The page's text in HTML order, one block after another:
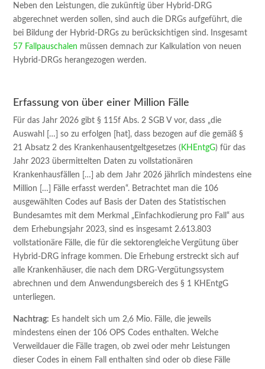
Neben den Leistungen, die zukünftig über Hybrid-DRG
abgerechnet werden sollen, sind auch die DRGs aufgeführt, die
bei Bildung der Hybrid-DRGs zu berücksichtigen sind. Insgesamt
57 Fallpauschalen müssen demnach zur Kalkulation von neuen
Hybrid-DRGs herangezogen werden.
Erfassung von über einer Million Fälle
Für das Jahr 2026 gibt § 115f Abs. 2 SGB V vor, dass „die
Auswahl […] so zu erfolgen [hat], dass bezogen auf die gemäß §
21 Absatz 2 des Krankenhausentgeltgesetzes ( KHEntgG) für das
Jahr 2023 übermittelten Daten zu vollstationären
Krankenhausfällen […] ab dem Jahr 2026 jährlich mindestens eine
Million […] Fälle erfasst werden“. Betrachtet man die 106
ausgewählten Codes auf Basis der Daten des Statistischen
Bundesamtes mit dem Merkmal „Einfachkodierung pro Fall“ aus
dem Erhebungsjahr 2023, sind es insgesamt 2.613.803
vollstationäre Fälle, die für die sektorengleiche Vergütung über
Hybrid-DRG infrage kommen. Die Erhebung erstreckt sich auf
alle Krankenhäuser, die nach dem DRG-Vergütungssystem
abrechnen und dem Anwendungsbereich des § 1 KHEntgG
unterliegen.
Nachtrag: Es handelt sich um 2,6 Mio. Fälle, die jeweils
mindestens einen der 106 OPS Codes enthalten. Welche
Verweildauer die Fälle tragen, ob zwei oder mehr Leistungen
dieser Codes in einem Fall enthalten sind oder ob diese Fälle